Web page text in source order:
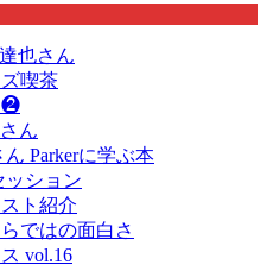
也さん
喫茶
❷
ん
Parkerに学ぶ本
ション
ト紹介
ではの面白さ
vol.16